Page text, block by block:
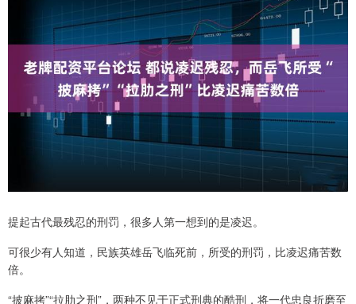
提起古代最残忍的刑罚，很多人第一想到的是凌迟。
可很少有人知道，民族英雄岳飞临死前，所受的刑罚，比凌迟痛苦数
倍。
“披麻拷”“拉肋之刑”，两种不见于正式刑典的酷刑，将一代忠良折磨至